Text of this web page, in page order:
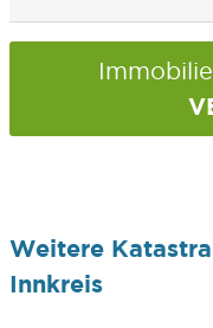
Weitere
Innkreis